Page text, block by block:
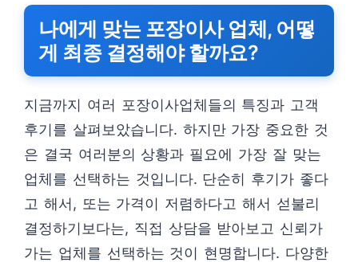
나에게 맞는 포장이사 업체, 어떻
게 최종 결정해야 할까요?
지금까지 여러 포장이사업체들의 특징과 고객
후기를 살펴보았습니다. 하지만 가장 중요한 것
은 결국 여러분의 상황과 필요에 가장 잘 맞는
업체를 선택하는 것입니다. 단순히 후기가 좋다
고 해서, 또는 가격이 저렴하다고 해서 섣불리
결정하기보다는, 직접 상담을 받아보고 신뢰가
가는 업체를 선택하는 것이 현명합니다. 다양한